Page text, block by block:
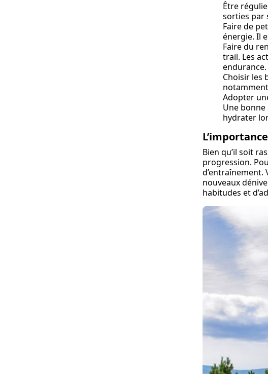
Être
sorties par
Faire de
énergie. Il
Faire du
trail. Les
endurance.
Choisir les
Adopter
Une
hydrater
Bien qu’il soit
progression.
d’entraînement.
nouveaux
habitudes et